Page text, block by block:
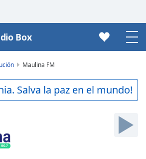
Box
Maulina FM
Salva la paz en el mundo!